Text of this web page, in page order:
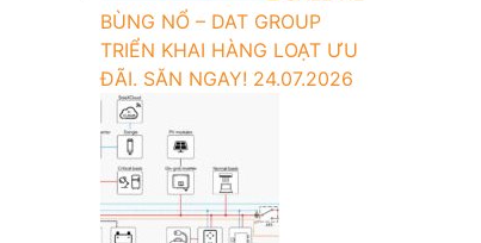
BÙNG NỔ – DAT GROUP
TRIỂN KHAI HÀNG LOẠT ƯU
ĐÃI. SĂN NGAY! 24.07.2026